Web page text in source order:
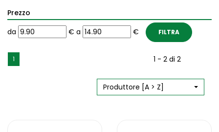
Prezzo
filtra
da
da €
filtra
a
a €
1 1 - 2 di 2
Produttore [A > Z]